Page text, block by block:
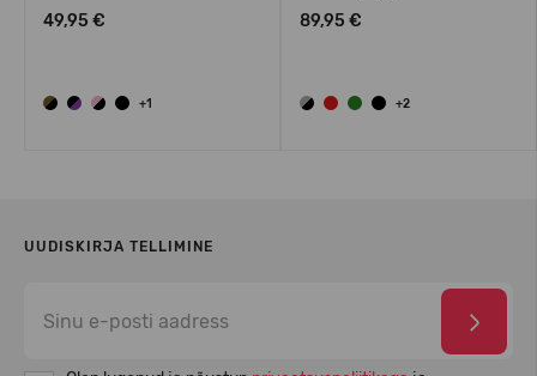
49,95 €
+1
89,95 €
+2
UUDISKIRJA TELLIMINE